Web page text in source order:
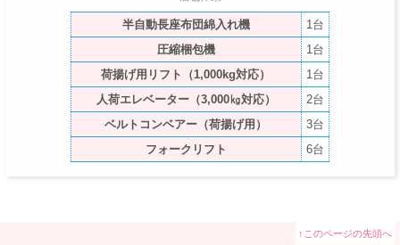
半自動長座布団綿入れ機
1台
圧縮梱包機
1台
荷揚げ用リフト（1,000kg対応）
1台
人荷エレベーター（3,000㎏対応）
2台
ベルトコンベアー （荷揚げ用）
3台
フォークリフト
6台
↑このページの先頭へ